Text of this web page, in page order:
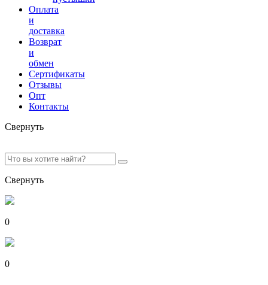
Оплата
и
доставка
Возврат
и
обмен
Сертификаты
Отзывы
Опт
Контакты
Свернуть
Свернуть
0
0